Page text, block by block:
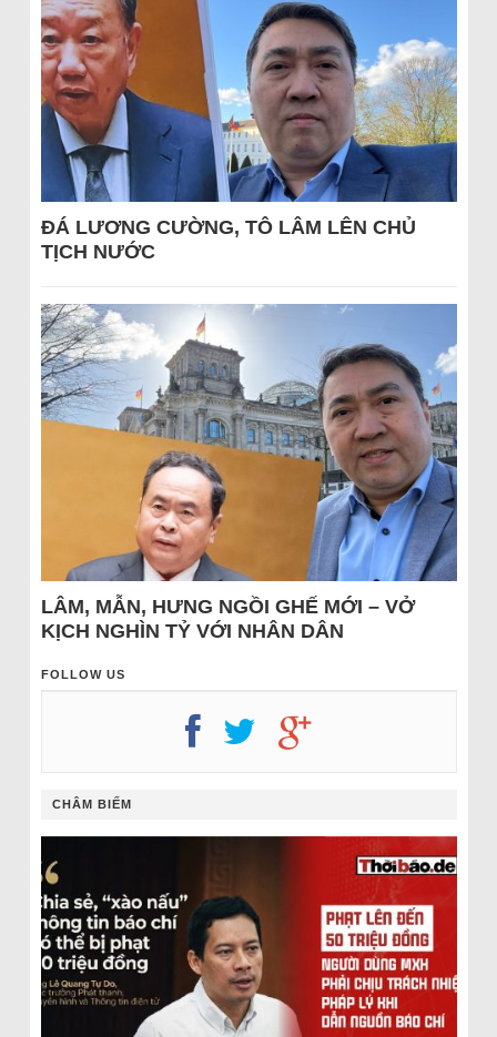
ĐÁ LƯƠNG CƯỜNG, TÔ LÂM LÊN CHỦ
TỊCH NƯỚC
LÂM, MẪN, HƯNG NGỒI GHẾ MỚI – VỞ
KỊCH NGHÌN TỶ VỚI NHÂN DÂN
FOLLOW US
CHÂM BIẾM